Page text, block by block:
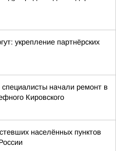
укрепление партнёрских
начали ремонт в
Кировского
населённых пунктов